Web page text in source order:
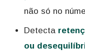
não só no
Detecta
ou